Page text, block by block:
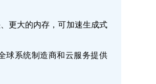
更大的内存，可加速生成式
球系统制造商和云服务提供